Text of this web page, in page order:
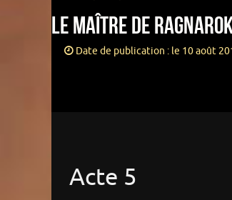
Le Maître de
Date de publication : le 10 août
Acte 5